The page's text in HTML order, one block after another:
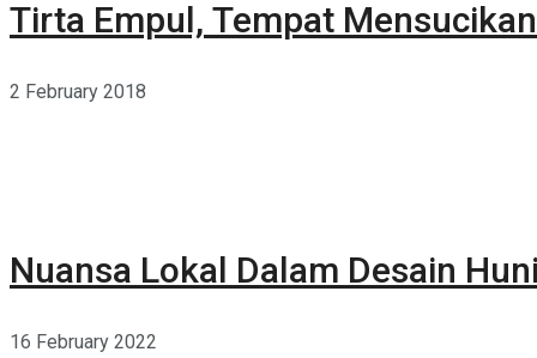
Tirta Empul, Tempat
2 February 2018
Nuansa Lokal Dalam Desain
16 February 2022